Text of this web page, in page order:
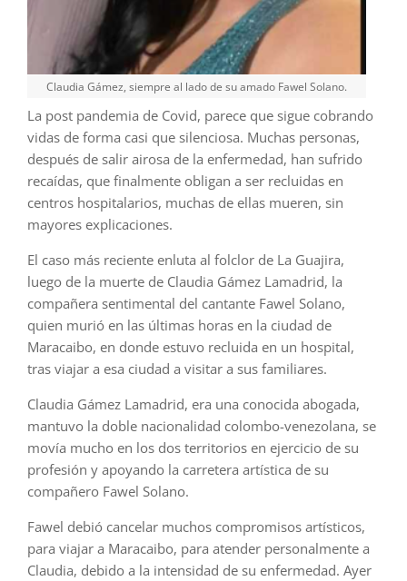
Claudia Gámez, siempre al lado de su amado Fawel Solano.
La post pandemia de Covid, parece que sigue cobrando
vidas de forma casi que silenciosa. Muchas personas,
después de salir airosa de la enfermedad, han sufrido
recaídas, que finalmente obligan a ser recluidas en
centros hospitalarios, muchas de ellas mueren, sin
mayores explicaciones.
El caso más reciente enluta al folclor de La Guajira,
luego de la muerte de Claudia Gámez Lamadrid, la
compañera sentimental del cantante Fawel Solano,
quien murió en las últimas horas en la ciudad de
Maracaibo, en donde estuvo recluida en un hospital,
tras viajar a esa ciudad a visitar a sus familiares.
Claudia Gámez Lamadrid, era una conocida abogada,
mantuvo la doble nacionalidad colombo-venezolana, se
movía mucho en los dos territorios en ejercicio de su
profesión y apoyando la carretera artística de su
compañero Fawel Solano.
Fawel debió cancelar muchos compromisos artísticos,
para viajar a Maracaibo, para atender personalmente a
Claudia, debido a la intensidad de su enfermedad. Ayer